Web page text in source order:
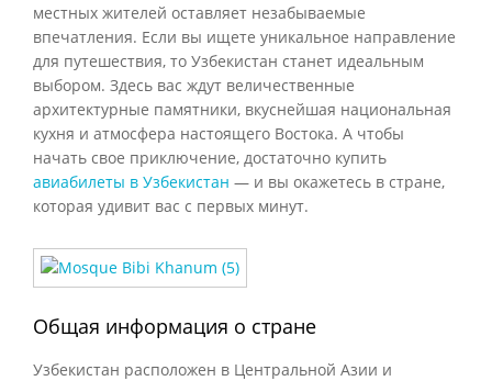
местных жителей оставляет незабываемые
впечатления. Если вы ищете уникальное направление
для путешествия, то Узбекистан станет идеальным
выбором. Здесь вас ждут величественные
архитектурные памятники, вкуснейшая национальная
кухня и атмосфера настоящего Востока. А чтобы
начать свое приключение, достаточно купить
авиабилеты в Узбекистан — и вы окажетесь в стране,
которая удивит вас с первых минут.
Общая информация о стране
Узбекистан расположен в Центральной Азии и